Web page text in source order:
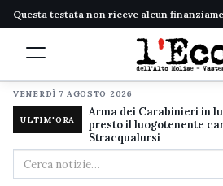
Questa testata non riceve alcun
VENERDÌ 7 AGOSTO 2026
ULTIM'ORA
Arma dei Carabinieri in
presto il luogotenente
Stracqualursi
Cerca
nel